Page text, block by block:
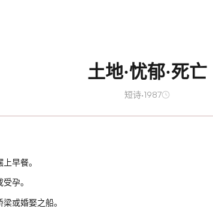
土地·忧郁·死亡
短诗·1987
早餐。
孕。
或婚娶之船。